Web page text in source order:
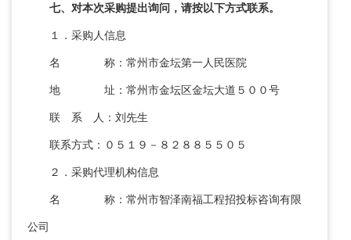
七、对本次采购提出询问，请按以下方式联系。
１．采购人信息
名 称：常州市金坛第一人民医院
地 址：常州市金坛区金坛大道５００号
联 系 人：刘先生
联系方式：０５１９－８２８８５５０５
２．采购代理机构信息
名 称：常州市智泽南福工程招投标咨询有限
公司